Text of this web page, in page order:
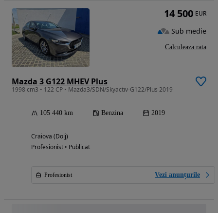
Mazda 3 G122 MHEV Plus
1998 cm3 • 122 CP • Mazda3/SDN/Skyactiv-G122/Plus 2019
105 440 km Benzina 2019
Craiova (Dolj)
Profesionist • Publicat
Profesionist Vezi anunțurile
14 500 EUR
Sub medie
Calculeaza rata